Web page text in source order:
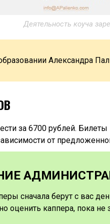
Деятельность коуча
Александра
за 6700 рублей.
от
сначала берут с вас
оценить каппера, пока не